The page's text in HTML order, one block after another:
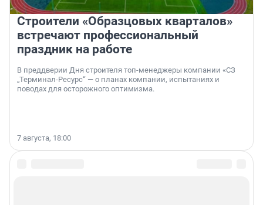
Строители «Образцовых кварталов»
встречают профессиональный
праздник на работе
В преддверии Дня строителя топ-менеджеры компании «СЗ
„Терминал-Ресурс“ — о планах компании, испытаниях и
поводах для осторожного оптимизма.
7 августа, 18:00